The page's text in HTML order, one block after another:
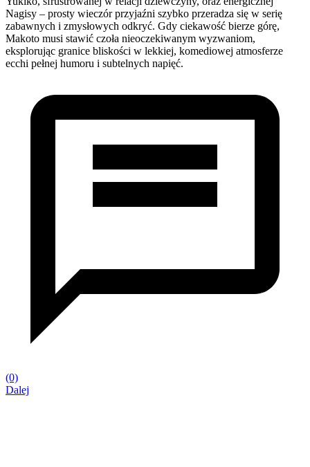
Nagisy – prosty wieczór przyjaźni szybko przeradza się w serię
zabawnych i zmysłowych odkryć. Gdy ciekawość bierze górę,
Makoto musi stawić czoła nieoczekiwanym wyzwaniom,
eksplorując granice bliskości w lekkiej, komediowej atmosferze
ecchi pełnej humoru i subtelnych napięć.
(0)
Dalej